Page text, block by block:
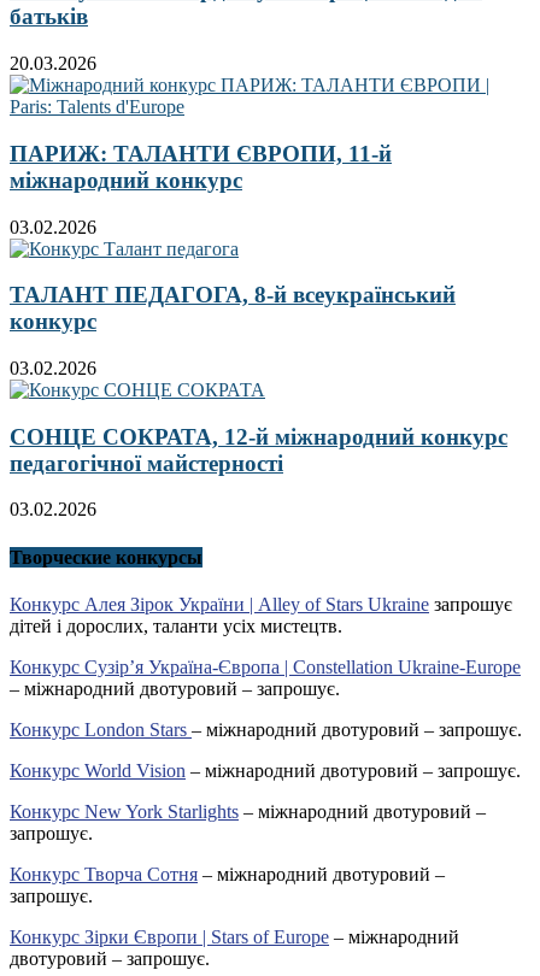
батьків
20.03.2026
ПАРИЖ: ТАЛАНТИ ЄВРОПИ, 11-й
міжнародний конкурс
03.02.2026
ТАЛАНТ ПЕДАГОГА, 8-й всеукраїнський
конкурс
03.02.2026
СОНЦЕ СОКРАТА, 12-й міжнародний конкурс
педагогічної майстерності
03.02.2026
Творческие конкурсы
Конкурс Алея Зірок України | Alley of Stars Ukraine запрошує
дітей і дорослих, таланти усіх мистецтв.
Конкурс Сузір’я Україна-Європа | Constellation Ukraine-Europe
– міжнародний двотуровий – запрошує.
Конкурс London Stars – міжнародний двотуровий – запрошує.
Конкурс World Vision – міжнародний двотуровий – запрошує.
Конкурс New York Starlights – міжнародний двотуровий –
запрошує.
Конкурс Творча Сотня – міжнародний двотуровий –
запрошує.
Конкурс Зірки Європи | Stars of Europe – міжнародний
двотуровий – запрошує.